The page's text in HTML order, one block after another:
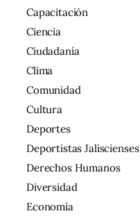
Capacitación
Ciencia
Ciudadanía
Clima
Comunidad
Cultura
Deportes
Deportistas Jaliscienses
Derechos Humanos
Diversidad
Economía